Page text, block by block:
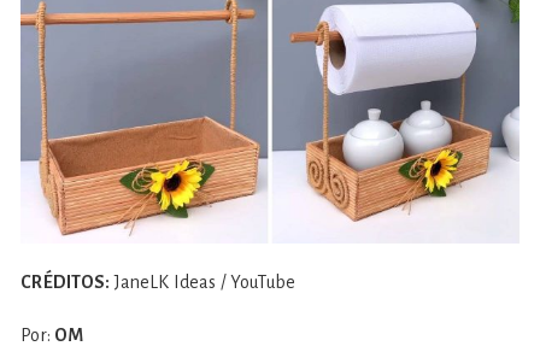
CRÉDITOS: JaneLK Ideas / YouTube
Por: OM